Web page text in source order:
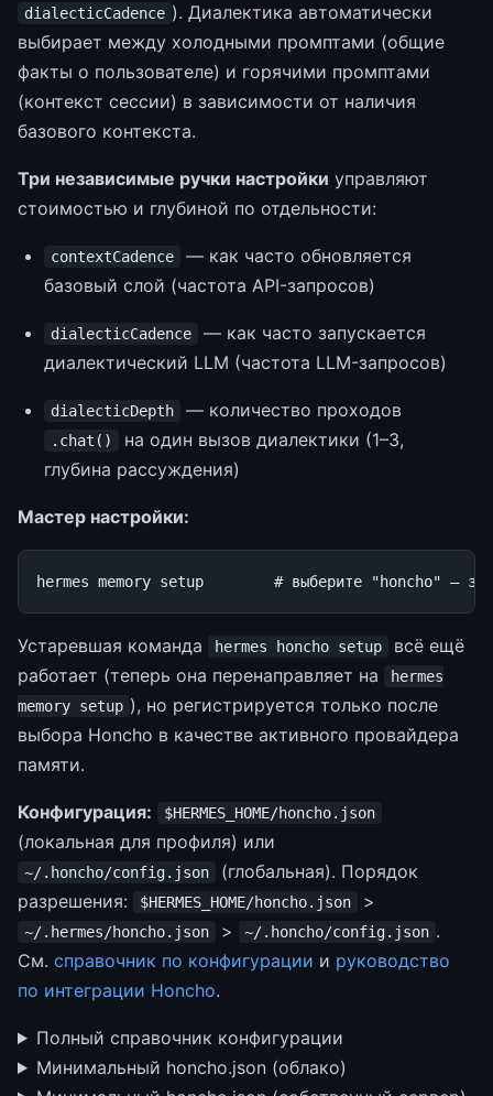
dialecticCadence ). Диалектика автоматически
выбирает между холодными промптами (общие
факты о пользователе) и горячими промптами
(контекст сессии) в зависимости от наличия
базового контекста.
Три независимые ручки настройки управляют
стоимостью и глубиной по отдельности:
contextCadence
— как часто обновляется
базовый слой (частота API-запросов)
dialecticCadence
— как часто запускается
диалектический LLM (частота LLM-запросов)
dialecticDepth — количество проходов
.chat()
на один вызов диалектики (1–3,
глубина рассуждения)
Мастер настройки:
hermes memory setup # выберите "honcho" —
Устаревшая команда hermes honcho setup
всё ещё
работает (теперь она перенаправляет на
hermes
memory setup ), но регистрируется только после
выбора Honcho в качестве активного провайдера
памяти.
Конфигурация: $HERMES_HOME/honcho.json
(локальная для профиля) или
~/.honcho/config.json
(глобальная). Порядок
разрешения:
$HERMES_HOME/honcho.json >
~/.hermes/honcho.json > ~/.honcho/config.json .
См. справочник по конфигурации и руководство
по интеграции Honcho.
Полный справочник конфигурации
Минимальный honcho.json (облако)